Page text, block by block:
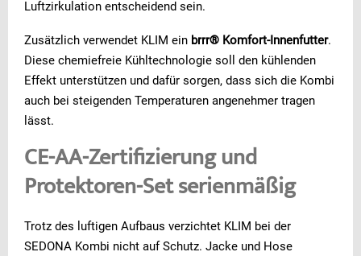
Luftzirkulation entscheidend sein.
Zusätzlich verwendet KLIM ein brrr® Komfort-Innenfutter.
Diese chemiefreie Kühltechnologie soll den kühlenden
Effekt unterstützen und dafür sorgen, dass sich die Kombi
auch bei steigenden Temperaturen angenehmer tragen
lässt.
CE-AA-Zertifizierung und
Protektoren-Set serienmäßig
Trotz des luftigen Aufbaus verzichtet KLIM bei der
SEDONA Kombi nicht auf Schutz. Jacke und Hose